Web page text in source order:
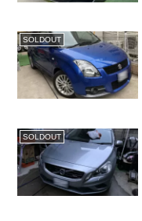
SOLDOUT
SOLDOUT